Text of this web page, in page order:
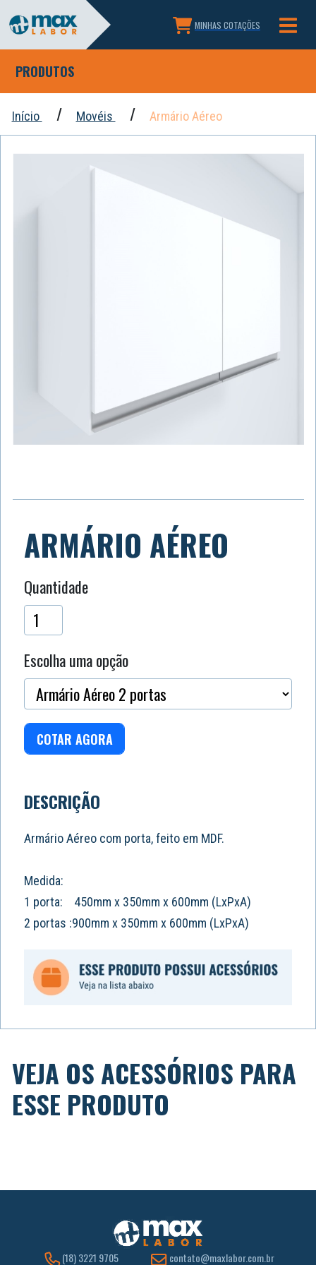
MINHAS COTAÇÕES
PRODUTOS
Início Movéis Armário Aéreo
ARMÁRIO AÉREO
Quantidade
Escolha uma opção
COTAR AGORA
DESCRIÇÃO
Armário Aéreo com porta, feito em MDF.
Medida:
1 porta: 450mm x 350mm x 600mm (LxPxA)
2 portas :900mm x 350mm x 600mm (LxPxA)
VEJA OS ACESSÓRIOS PARA
ESSE PRODUTO
(18) 3221 9705 contato@maxlabor.com.br